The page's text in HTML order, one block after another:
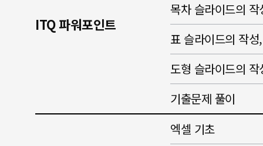
ITQ 파워포인트
목차 슬라이드의
표 슬라이드의 작
도형 슬라이드의 작
기출문제 풀이
엑셀 기초